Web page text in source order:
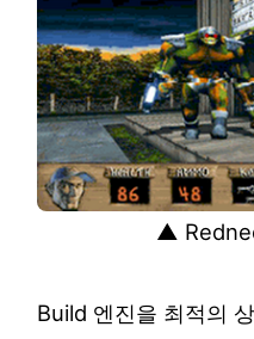
▲
Build 엔진을 최적의